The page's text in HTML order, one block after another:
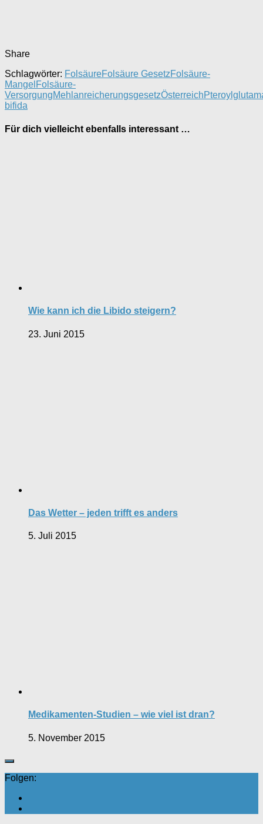
Share
Schlagwörter: FolsäureFolsäure GesetzFolsäure-
Mangel Folsäure-
VersorgungMehlanreicherungsgesetzÖsterreich
bifida
Für dich vielleicht ebenfalls interessant …
Wie kann ich die Libido steigern?
23. Juni 2015
Das Wetter – jeden trifft es anders
5. Juli 2015
Medikamenten-Studien – wie viel ist dran?
5. November 2015
Folgen: